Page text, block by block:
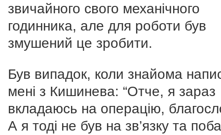
звичайного свого механічного
годинника, але для роботи був
змушений це зробити.
Був випадок, коли знайома
мені з Кишинева: “Отче, я зараз
вкладаюсь на операцію,
А я тоді не був на зв’язку та